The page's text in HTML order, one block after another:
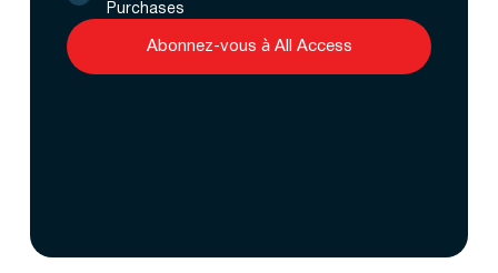
Purchases
Abonnez-vous à All Access